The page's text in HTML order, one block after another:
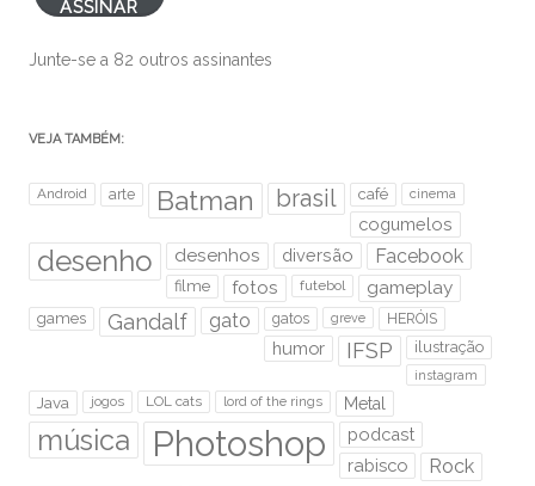
ASSINAR
Junte-se a 82 outros assinantes
VEJA TAMBÉM:
Android arte Batman brasil café cinema
cogumelos
desenho desenhos diversão Facebook
filme fotos futebol gameplay
games Gandalf gato gatos greve HERÓIS
humor IFSP ilustração
instagram
Java jogos LOL cats lord of the rings Metal
música Photoshop
podcast
rabisco
Rock